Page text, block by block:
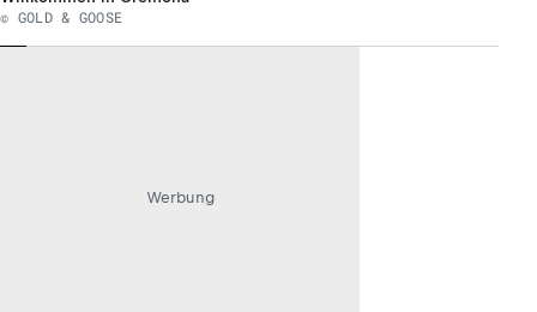
© GOLD & GOOSE
Werbung